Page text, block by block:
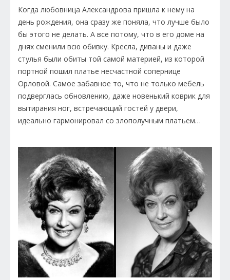
Когда любовница Александрова пришла к нему на
день рождения, она сразу же поняла, что лучше было
бы этого не делать. А все потому, что в его доме на
днях сменили всю обивку. Кресла, диваны и даже
стулья были обиты той самой материей, из которой
портной пошил платье несчастной сопернице
Орловой. Самое забавное то, что не только мебель
подверглась обновлению, даже новенький коврик для
вытирания ног, встречающий гостей у двери,
идеально гармонировал со злополучным платьем…